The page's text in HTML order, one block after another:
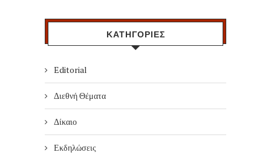
ΚΑΤΗΓΟΡΙΕΣ
Editorial
Διεθνή Θέματα
Δίκαιο
Εκδηλώσεις